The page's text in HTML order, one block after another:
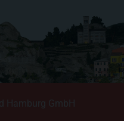
Hamburg GmbH